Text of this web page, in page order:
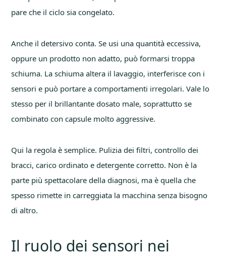
pare che il ciclo sia congelato.
Anche il detersivo conta. Se usi una quantità eccessiva,
oppure un prodotto non adatto, può formarsi troppa
schiuma. La schiuma altera il lavaggio, interferisce con i
sensori e può portare a comportamenti irregolari. Vale lo
stesso per il brillantante dosato male, soprattutto se
combinato con capsule molto aggressive.
Qui la regola è semplice. Pulizia dei filtri, controllo dei
bracci, carico ordinato e detergente corretto. Non è la
parte più spettacolare della diagnosi, ma è quella che
spesso rimette in carreggiata la macchina senza bisogno
di altro.
Il ruolo dei sensori nei